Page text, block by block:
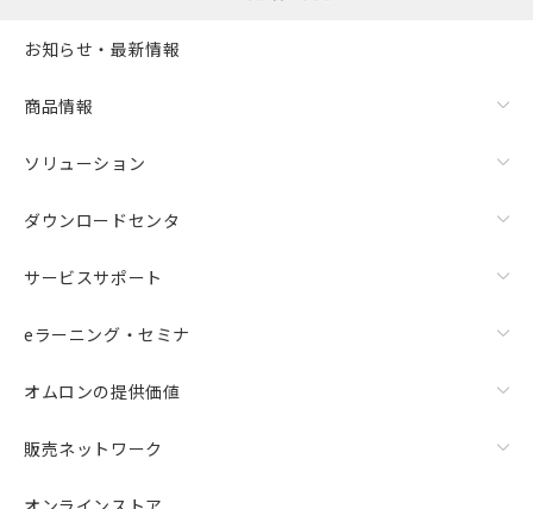
お知らせ・最新情報
商品情報
ソリューション
ダウンロードセンタ
サービスサポート
eラーニング・セミナ
オムロンの提供価値
販売ネットワーク